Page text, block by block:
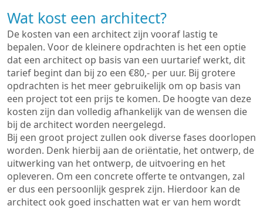
Wat kost een architect?
De kosten van een architect zijn vooraf lastig te
bepalen. Voor de kleinere opdrachten is het een optie
dat een architect op basis van een uurtarief werkt, dit
tarief begint dan bij zo een €80,- per uur. Bij grotere
opdrachten is het meer gebruikelijk om op basis van
een project tot een prijs te komen. De hoogte van deze
kosten zijn dan volledig afhankelijk van de wensen die
bij de architect worden neergelegd.
Bij een groot project zullen ook diverse fases doorlopen
worden. Denk hierbij aan de oriëntatie, het ontwerp, de
uitwerking van het ontwerp, de uitvoering en het
opleveren. Om een concrete offerte te ontvangen, zal
er dus een persoonlijk gesprek zijn. Hierdoor kan de
architect ook goed inschatten wat er van hem wordt